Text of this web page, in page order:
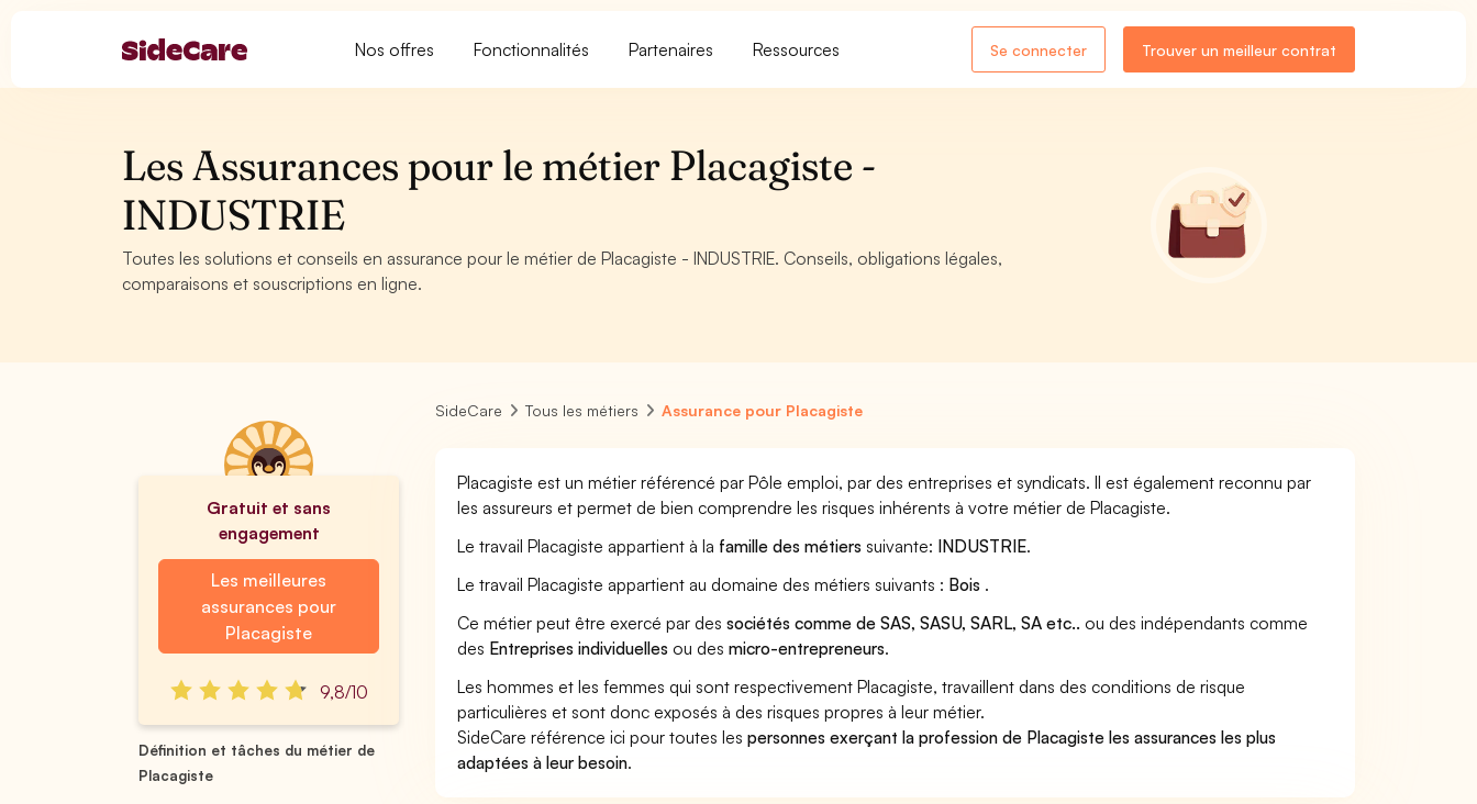
Nos offres Fonctionnalités Partenaires Ressources Se connecter Trouver un meilleur contrat
Les Assurances pour le métier Placagiste -
INDUSTRIE
Toutes les solutions et conseils en assurance pour le métier de Placagiste - INDUSTRIE. Conseils, obligations légales,
comparaisons et souscriptions en ligne.
Gratuit et sans
engagement
Les meilleures
assurances pour
Placagiste
9,8/10
Définition et tâches du métier de
Placagiste
SideCare Tous les métiers Assurance pour Placagiste
Placagiste est un métier référencé par Pôle emploi, par des entreprises et syndicats. Il est également reconnu par
les assureurs et permet de bien comprendre les risques inhérents à votre métier de Placagiste.
Le travail Placagiste appartient à la famille des métiers suivante: INDUSTRIE.
Le travail Placagiste appartient au domaine des métiers suivants : Bois .
Ce métier peut être exercé par dessociétés comme de SAS, SASU, SARL, SA etc.. ou des indépendants comme
des Entreprises individuelles ou desmicro-entrepreneurs.
Les hommes et les femmes qui sont respectivement Placagiste, travaillent dans des conditions de risque
particulières et sont donc exposés à des risques propres à leur métier.
SideCare référence ici pour toutes lespersonnes exerçant la profession de Placagiste les assurances les plus
adaptées à leur besoin.